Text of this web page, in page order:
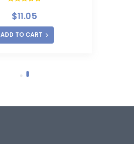
out of 5
$11.05
ADD TO CART